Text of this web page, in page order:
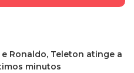
e Ronaldo, Teleton atinge a
minutos